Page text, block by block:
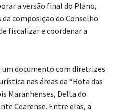
a versão final do Plano,
composição do Conselho
fiscalizar e coordenar a
um documento com diretrizes
nas áreas da “Rota das
Maranhenses, Delta do
Cearense. Entre elas, a